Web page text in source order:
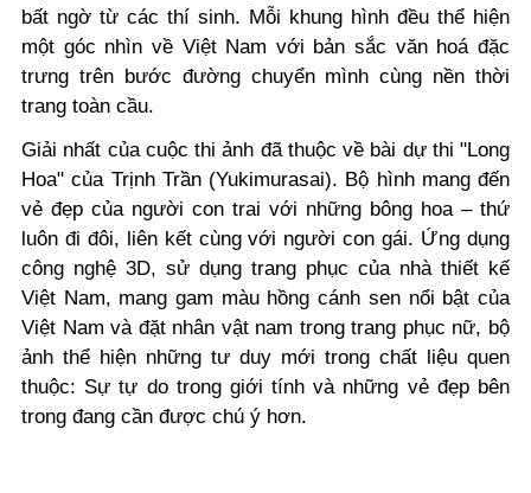
bất ngờ từ các thí sinh. Mỗi khung hình đều thể hiện
một góc nhìn về Việt Nam với bản sắc văn hoá đặc
trưng trên bước đường chuyển mình cùng nền thời
trang toàn cầu.
Giải nhất của cuộc thi ảnh đã thuộc về bài dự thi "Long
Hoa" của Trịnh Trần (Yukimurasai). Bộ hình mang đến
vẻ đẹp của người con trai với những bông hoa – thứ
luôn đi đôi, liên kết cùng với người con gái. Ứng dụng
công nghệ 3D, sử dụng trang phục của nhà thiết kế
Việt Nam, mang gam màu hồng cánh sen nổi bật của
Việt Nam và đặt nhân vật nam trong trang phục nữ, bộ
ảnh thể hiện những tư duy mới trong chất liệu quen
thuộc: Sự tự do trong giới tính và những vẻ đẹp bên
trong đang cần được chú ý hơn.